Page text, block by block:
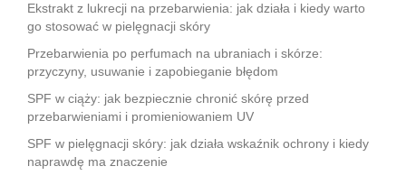
Ekstrakt z lukrecji na przebarwienia: jak działa i kiedy warto
go stosować w pielęgnacji skóry
Przebarwienia po perfumach na ubraniach i skórze:
przyczyny, usuwanie i zapobieganie błędom
SPF w ciąży: jak bezpiecznie chronić skórę przed
przebarwieniami i promieniowaniem UV
SPF w pielęgnacji skóry: jak działa wskaźnik ochrony i kiedy
naprawdę ma znaczenie